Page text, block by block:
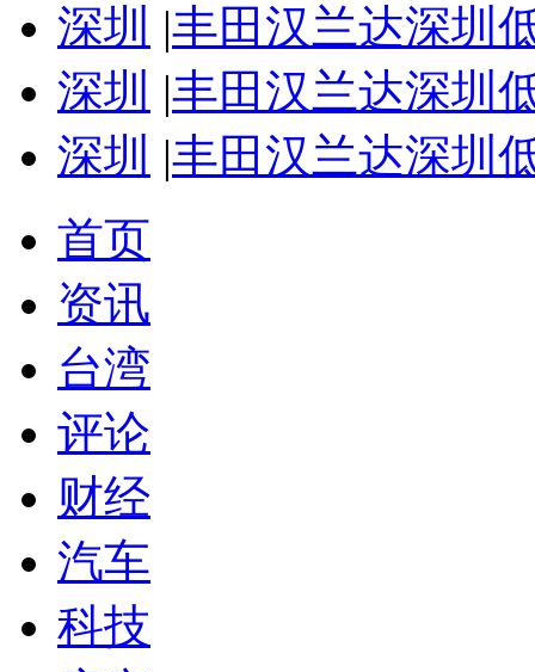
深圳 |丰田汉兰达深圳
深圳 |丰田汉兰达深圳
深圳 |丰田汉兰达深圳
首页
资讯
台湾
评论
财经
汽车
科技